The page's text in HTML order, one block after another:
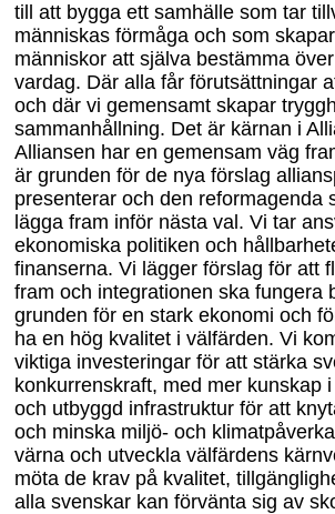
till att bygga ett samhälle som tar
människas förmåga och som
människor att själva bestämma
vardag. Där alla får förutsättningar
och där vi gemensamt skapar
sammanhållning. Det är kärnan i
Alliansen har en gemensam väg
är grunden för de nya förslag
presenterar och den reformagenda
lägga fram inför nästa val. Vi tar
ekonomiska politiken och
finanserna. Vi lägger förslag för att
fram och integrationen ska fungera
grunden för en stark ekonomi och
ha en hög kvalitet i välfärden. Vi
viktiga investeringar för att stärka
konkurrenskraft, med mer kunskap
och utbyggd infrastruktur för att
och minska miljö- och
värna och utveckla välfärdens
möta de krav på kvalitet,
alla svenskar kan förvänta sig av